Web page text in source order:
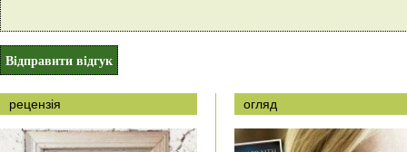
рецензія огляд